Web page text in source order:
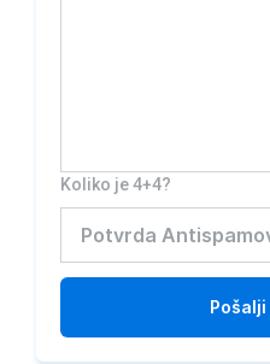
Koliko je 4+4?
Pošalji